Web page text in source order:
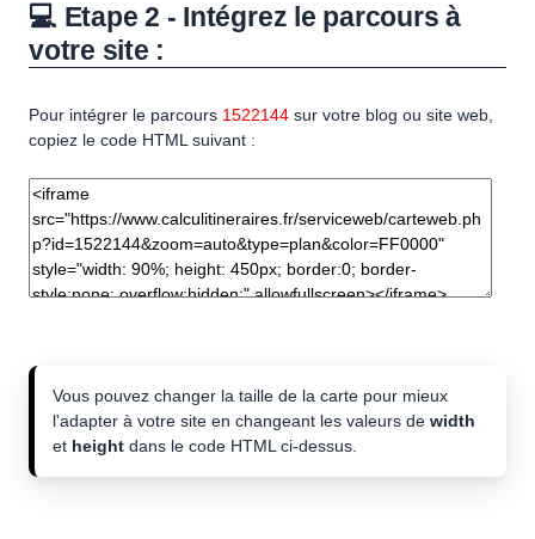
💻 Etape 2 - Intégrez le parcours à
votre site :
Pour intégrer le parcours 1522144 sur votre blog ou site web,
copiez le code HTML suivant :
Vous pouvez changer la taille de la carte pour mieux
l'adapter à votre site en changeant les valeurs de width
et height dans le code HTML ci-dessus.